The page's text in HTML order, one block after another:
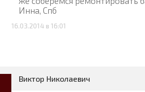
Инна, Спб
16.03.2014 в 16:01
Виктор Николаевич